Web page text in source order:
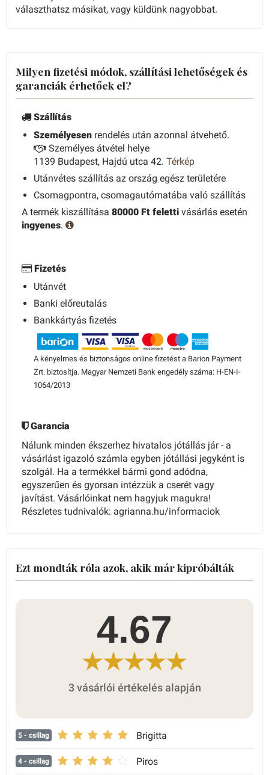
választhatsz másikat, vagy küldünk nagyobbat.
Milyen fizetési módok, szállítási lehetőségek és
garanciák érhetőek el?
Szállítás
Személyesen rendelés után azonnal átvehető.
Személyes átvétel helye
1139 Budapest, Hajdú utca 42. Térkép
Utánvétes szállítás az ország egész területére
Csomagpontra, csomagautómatába való szállítás
A termék kiszállítása 80000 Ft feletti vásárlás esetén
ingyenes.
Fizetés
Utánvét
Banki előreutalás
Bankkártyás fizetés
A kényelmes és biztonságos online fizetést a Barion Payment
Zrt. biztosítja. Magyar Nemzeti Bank engedély száma: H-EN-I-
1064/2013
Garancia
Nálunk minden ékszerhez hivatalos jótállás jár - a
vásárlást igazoló számla egyben jótállási jegyként is
szolgál. Ha a termékkel bármi gond adódna,
egyszerűen és gyorsan intézzük a cserét vagy
javítást. Vásárlóinkat nem hagyjuk magukra!
Részletes tudnivalók: agrianna.hu/informaciok
Ezt mondták róla azok, akik már kipróbálták
4.67
3 vásárlói értékelés alapján
5 - csillag Brigitta
4 - csillag Piros